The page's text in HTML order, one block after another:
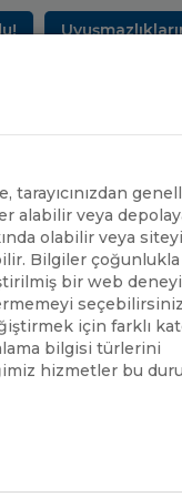
UND YAYINLARI
RMPD WEBİNARI
alabilir veya
olabilir veya siteyi
Bilgiler
bir web
için farklı
bilgisi türlerini
hizmetler bu